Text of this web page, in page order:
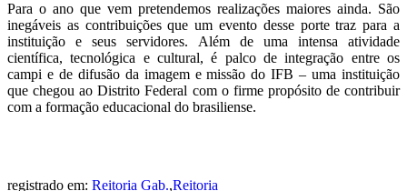
Para o ano que vem pretendemos realizações maiores ainda. São
inegáveis as contribuições que um evento desse porte traz para a
instituição e seus servidores. Além de uma intensa atividade
científica, tecnológica e cultural, é palco de integração entre os
campi e de difusão da imagem e missão do IFB – uma instituição
que chegou ao Distrito Federal com o firme propósito de contribuir
com a formação educacional do brasiliense.
registrado em: Reitoria Gab.,Reitoria